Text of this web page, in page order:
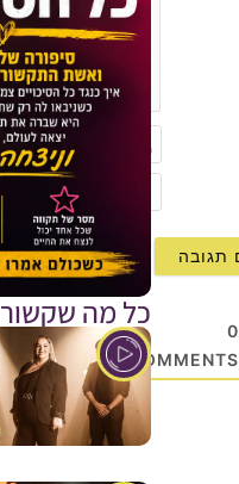
שם
0
COMMENTS
כל מה שקשור